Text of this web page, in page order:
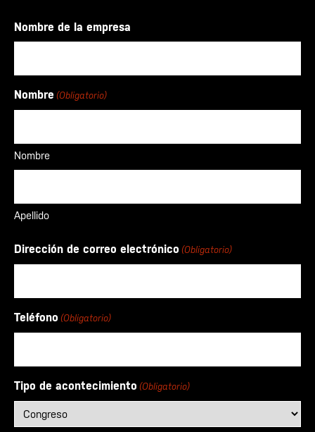
Nombre de la empresa
Nombre (Obligatorio)
Nombre
Apellido
Dirección de correo electrónico (Obligatorio)
Teléfono (Obligatorio)
Tipo de acontecimiento (Obligatorio)